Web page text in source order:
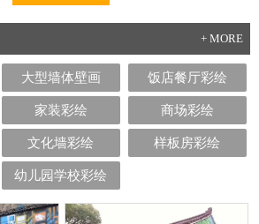
+ MORE
大型墙体壁画 饭店餐厅彩绘
家装彩绘 商场彩绘
文化墙彩绘 样板房彩绘
幼儿园学校彩绘